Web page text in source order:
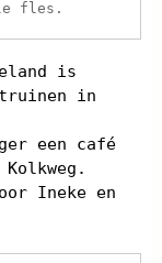
fles.
is
in
een café
Ineke en